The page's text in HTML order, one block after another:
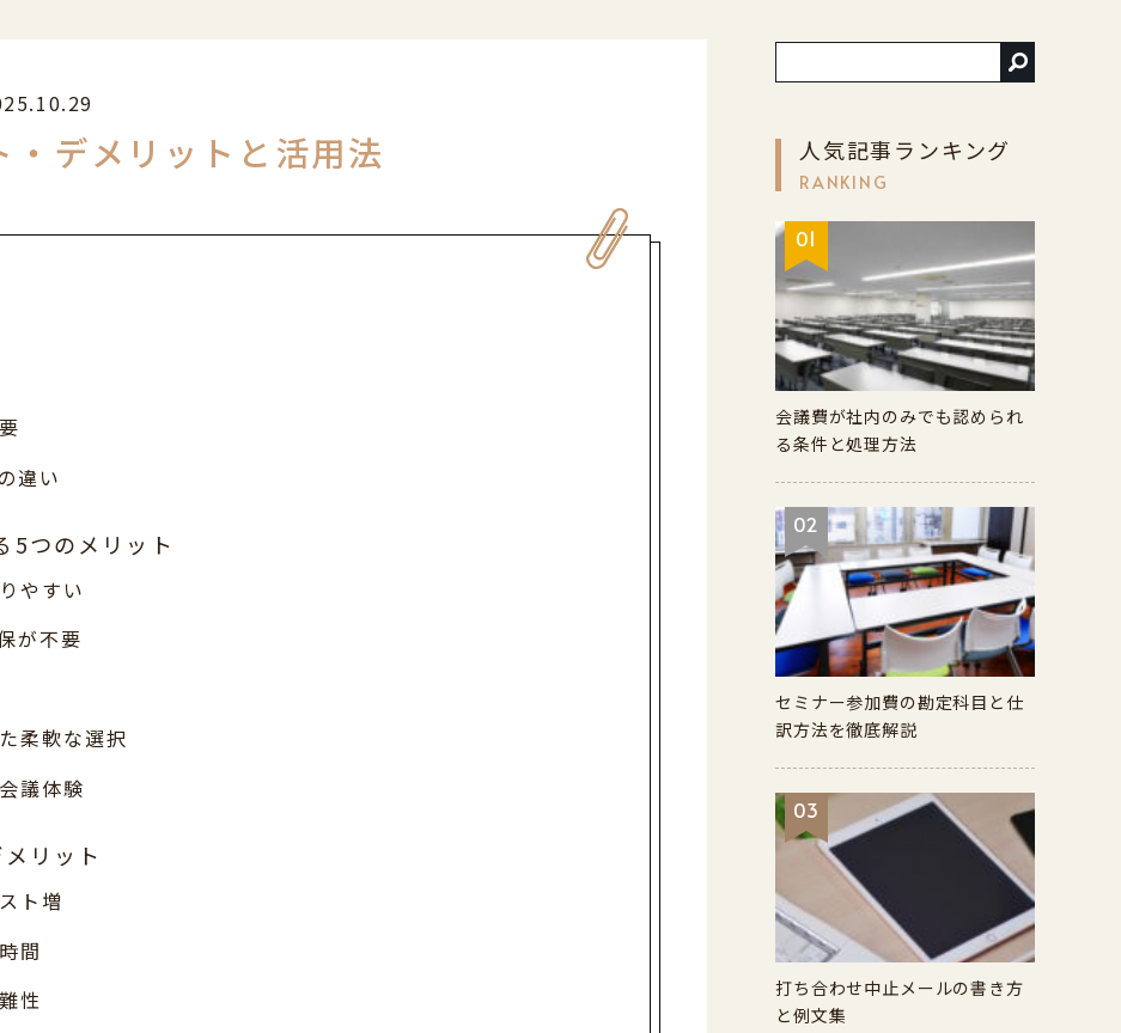
デメリットと活用法
違い
5つのメリット
やすい
が不要
柔軟な選択
議体験
リット
ト増
間
性
人気記事ランキング
RANKING
01
会議費が社内のみでも認められ
る条件と処理方法
02
セミナー参加費の勘定科目と仕
訳方法を徹底解説
03
打ち合わせ中止メールの書き方
と例文集